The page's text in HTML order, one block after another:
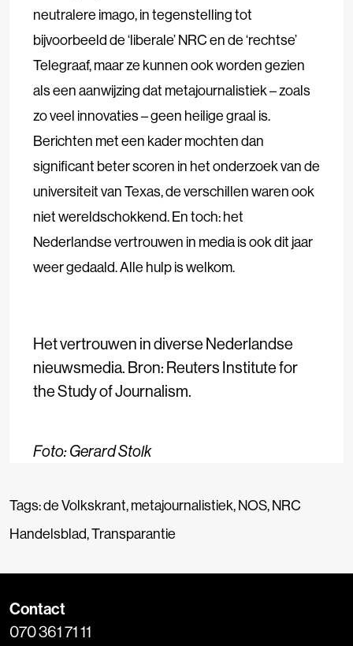
neutralere imago, in tegenstelling tot
bijvoorbeeld de ‘liberale’ NRC en de ‘rechtse’
Telegraaf, maar ze kunnen ook worden gezien
als een aanwijzing dat metajournalistiek ­– zoals
zo veel innovaties – geen heilige graal is.
Berichten met een kader mochten dan
significant beter scoren in het onderzoek van de
universiteit van Texas, de verschillen waren ook
niet wereldschokkend. En toch: het
Nederlandse vertrouwen in media is ook dit jaar
weer gedaald. Alle hulp is welkom.
Het vertrouwen in diverse Nederlandse
nieuwsmedia. Bron: Reuters Institute for
the Study of Journalism.
Foto:Gerard Stolk
Tags:de Volkskrant,metajournalistiek,NOS,NRC
Handelsblad,Transparantie
Contact
070 361 71 11